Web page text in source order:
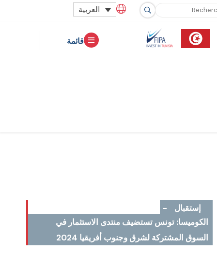
العربية
قائمة
إستقبال
-
الكوميسا: تونس تستضيف منتدى الاستثمار في
السوق المشتركة لشرق وجنوب أفريقيا 2024